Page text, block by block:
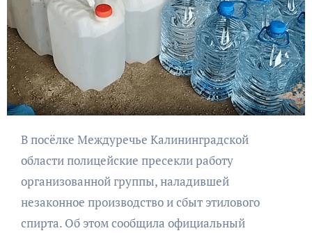
В посёлке Междуречье Калининградской
области полицейские пресекли работу
организованной группы, наладившей
незаконное производство и сбыт этилового
спирта. Об этом сообщила официальный